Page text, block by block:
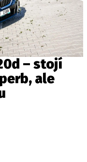
– stojí
ale